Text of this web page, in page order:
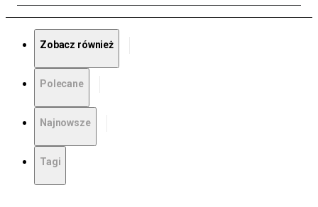
Zobacz również
Polecane
Najnowsze
Tagi